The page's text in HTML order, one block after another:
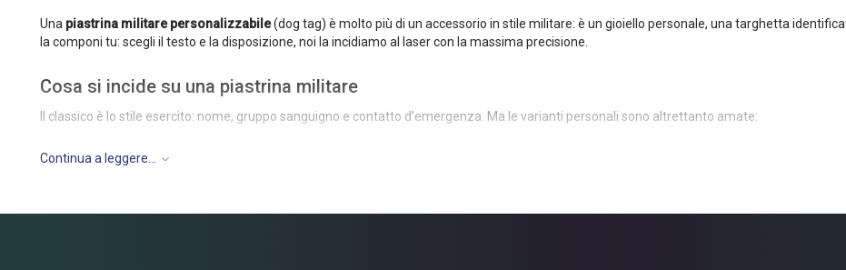
Una piastrina militare personalizzabile(dog tag) è molto più di un accessorio in stile militare: è un gioiello personale, una targhetta
la componi tu: scegli il testo e la disposizione, noi la incidiamo al laser con la massima precisione.
Cosa si incide su una piastrina militare
Il classico è lo stile esercito: nome, gruppo sanguigno e contatto d’emergenza. Ma le varianti personali sono altrettanto amate:
le coordinate di un luogo speciale
Continua a leggere...